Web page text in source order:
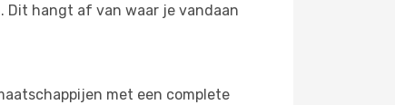
Dit hangt af van waar je vandaan
met een complete